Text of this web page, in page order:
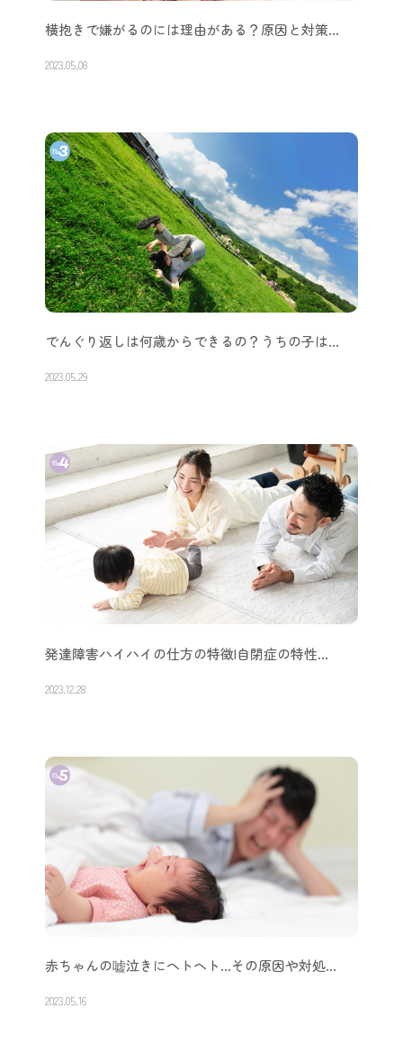
横抱きで嫌がるのには理由がある？原因と対策…
2023.05.08
でんぐり返しは何歳からできるの？うちの子は…
2023.05.29
発達障害ハイハイの仕方の特徴|自閉症の特性…
2023.12.28
赤ちゃんの嘘泣きにヘトヘト…その原因や対処…
2023.05.16